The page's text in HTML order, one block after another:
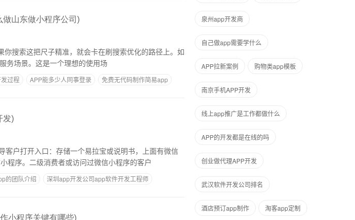
山东做小程序公司)
精准搜索你无异于等人。 3，线下服务场景。这是一个理想的使用场
过程 APP能多少人同事登录
免费无代码制作简易app
发)
程序。二级消费者或访问过微信小程序的客户
的团队介绍
深圳app开发公司app软件开发工程师
小程序关键有哪些)
泉州app开发商
自己做app需要学什么
APP拉新案例 购物类app模板
南京手机APP开发
线上app推广是工作都做什么
APP的开发都是在线的吗
创业做代理APP开发
武汉软件开发公司排名
酒店预订app制作 淘客app定制